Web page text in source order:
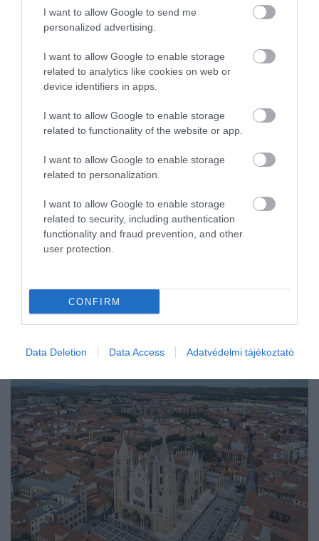
I want to allow Google to send me
personalized advertising.
I want to allow Google to enable storage
related to analytics like cookies on web or
device identifiers in apps.
I want to allow Google to enable storage
related to functionality of the website or app.
I want to allow Google to enable storage
related to personalization.
I want to allow Google to enable storage
related to security, including authentication
functionality and fraud prevention, and other
user protection.
CONFIRM
Data Deletion Data Access Adatvédelmi tájékoztató
alig ismernek a turisták
Spanyolország a világ egyik legnépszerűbb
turistacélpontja, így azt hihetnénk, nehéz újat
mondani…